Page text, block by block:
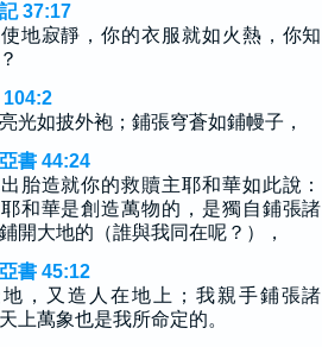
37:17
地寂靜，你的衣服就如火熱，你知
104:2
光如披外袍；鋪張穹蒼如鋪幔子，
書 44:24
胎造就你的救贖主耶和華如此說：
耶和華是創造萬物的，是獨自鋪張諸
開大地的（誰與我同在呢？），
書 45:12
，又造人在地上；我親手鋪張諸
上萬象也是我所命定的。